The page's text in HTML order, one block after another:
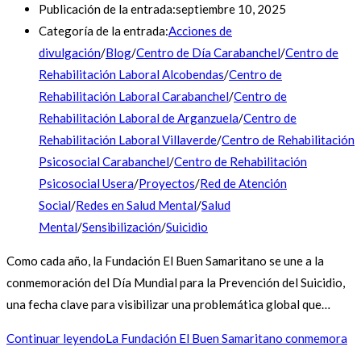
Publicación de la entrada:septiembre 10, 2025
Categoría de la entrada:Acciones de
divulgación/Blog/Centro de Día Carabanchel/Centro de
Rehabilitación Laboral Alcobendas/Centro de
Rehabilitación Laboral Carabanchel/Centro de
Rehabilitación Laboral de Arganzuela/Centro de
Rehabilitación Laboral Villaverde/Centro de Rehabilitación
Psicosocial Carabanchel/Centro de Rehabilitación
Psicosocial Usera/Proyectos/Red de Atención
Social/Redes en Salud Mental/Salud
Mental/Sensibilización/Suicidio
Como cada año, la Fundación El Buen Samaritano se une a la
conmemoración del Día Mundial para la Prevención del Suicidio,
una fecha clave para visibilizar una problemática global que…
Continuar leyendoLa Fundación El Buen Samaritano conmemora